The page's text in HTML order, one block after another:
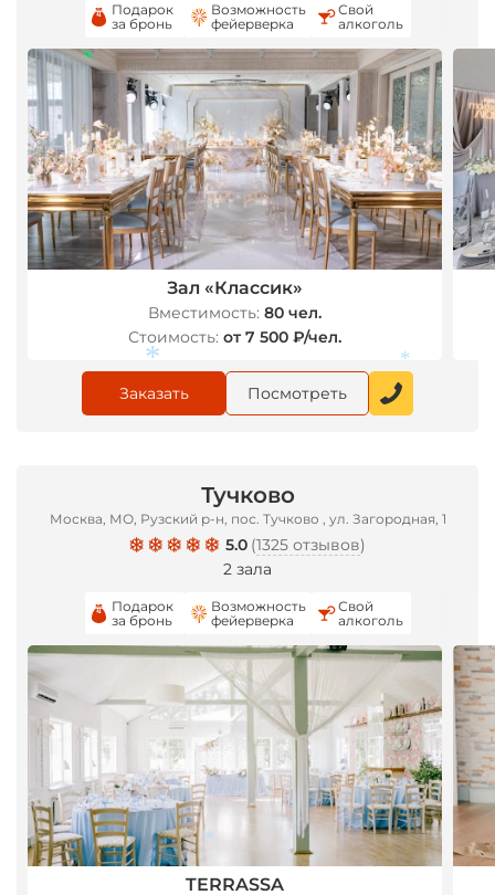
Подарок
за бронь
Возможность
фейерверка
Свой
алкоголь
Зал «Классик»
Вместимость: 80 чел.
Стоимость: от 7 500 ₽/чел.
Заказать Посмотреть
Тучково
Москва, МО, Рузский р-н, пос. Тучково , ул. Загородная, 1
5.0 (1325 отзывов)
2 зала
Подарок
за бронь
Возможность
фейерверка
Свой
алкоголь
TERRASSA
*